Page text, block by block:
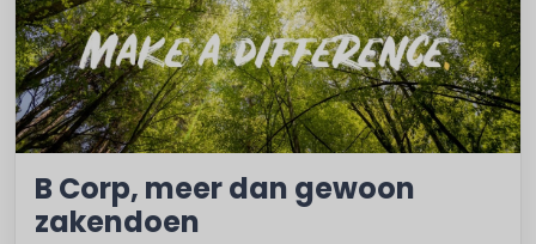
B Corp, meer dan gewoon
zakendoen